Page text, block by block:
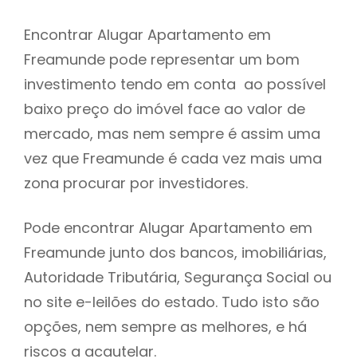
Encontrar Alugar Apartamento em
Freamunde pode representar um bom
investimento tendo em conta ao possível
baixo preço do imóvel face ao valor de
mercado, mas nem sempre é assim uma
vez que Freamunde é cada vez mais uma
zona procurar por investidores.
Pode encontrar Alugar Apartamento em
Freamunde junto dos bancos, imobiliárias,
Autoridade Tributária, Segurança Social ou
no site e-leilões do estado. Tudo isto são
opções, nem sempre as melhores, e há
riscos a acautelar.